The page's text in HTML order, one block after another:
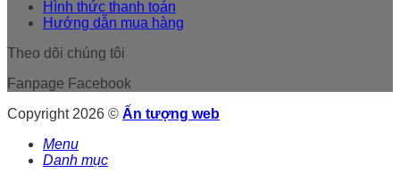
Hình thức thanh toán
Hướng dẫn mua hàng
Theo dõi chúng tôi
Fanpage Facebook
Copyright 2026 © Ấn tượng web
Menu
Danh mục